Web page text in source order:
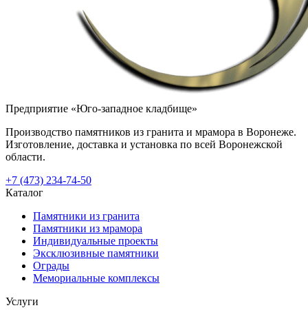
Предприятие «Юго-западное кладбище»
Производство памятников из гранита и мрамора в Воронеже.
Изготовление, доставка и установка по всей Воронежской
области.
+7 (473) 234-74-50
Каталог
Памятники из гранита
Памятники из мрамора
Индивидуальные проекты
Эксклюзивные памятники
Ограды
Мемориальные комплексы
Услуги